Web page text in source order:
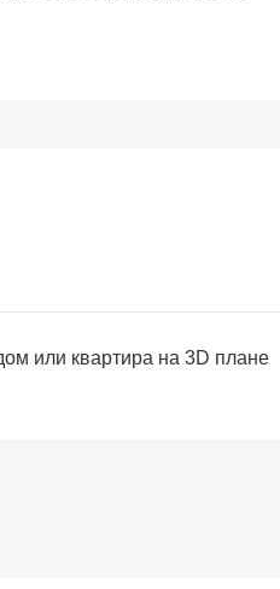
или квартира на 3D плане